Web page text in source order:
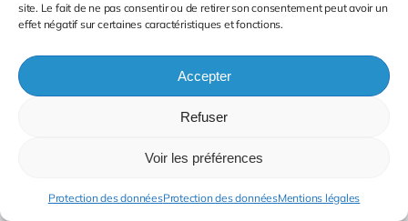
site. Le fait de ne pas consentir ou de retirer son consentement peut avoir un
effet négatif sur certaines caractéristiques et fonctions.
Accepter
Refuser
Voir les préférences
Protection des donnéesProtection des donnéesMentions légales
77118 Balloy
77970 Bannost-Villegagnon
77630 Barbizon
77910 Barcy (CAMX)